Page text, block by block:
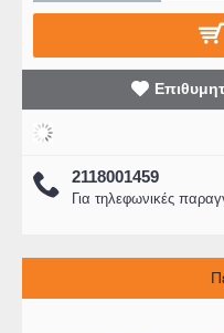
2118001459
Για τηλεφωνικές